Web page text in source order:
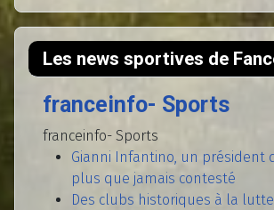
Les news sportives de
franceinfo- Sports
franceinfo- Sports
Gianni Infantino, un président
plus que jamais contesté
Des clubs historiques à la